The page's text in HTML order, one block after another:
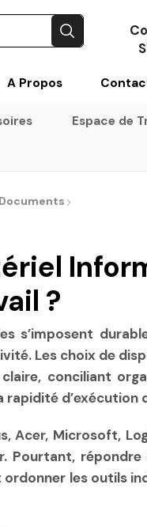
A Propos
Espace de
?
s’imposent
Les choix de
conciliant
d’exécution
Acer, Microsoft,
Pourtant,
les outils